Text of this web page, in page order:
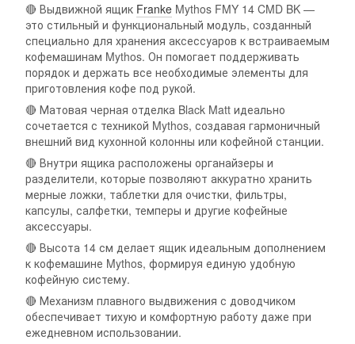
🔴 Выдвижной ящик Franke Mythos FMY 14 CMD BK —
это стильный и функциональный модуль, созданный
специально для хранения аксессуаров к встраиваемым
кофемашинам Mythos. Он помогает поддерживать
порядок и держать все необходимые элементы для
приготовления кофе под рукой.
🔴 Матовая черная отделка Black Matt идеально
сочетается с техникой Mythos, создавая гармоничный
внешний вид кухонной колонны или кофейной станции.
🔴 Внутри ящика расположены органайзеры и
разделители, которые позволяют аккуратно хранить
мерные ложки, таблетки для очистки, фильтры,
капсулы, салфетки, темперы и другие кофейные
аксессуары.
🔴 Высота 14 см делает ящик идеальным дополнением
к кофемашине Mythos, формируя единую удобную
кофейную систему.
🔴 Механизм плавного выдвижения с доводчиком
обеспечивает тихую и комфортную работу даже при
ежедневном использовании.